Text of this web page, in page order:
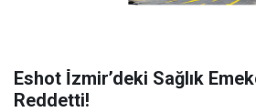
Eshot İ̇zmir’deki Sağlık
Reddetti!